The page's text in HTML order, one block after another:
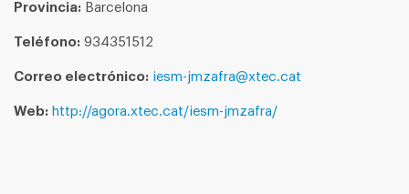
Provincia: Barcelona
Teléfono: 934351512
Correo electrónico: iesm-jmzafra@xtec.cat
Web: http://agora.xtec.cat/iesm-jmzafra/